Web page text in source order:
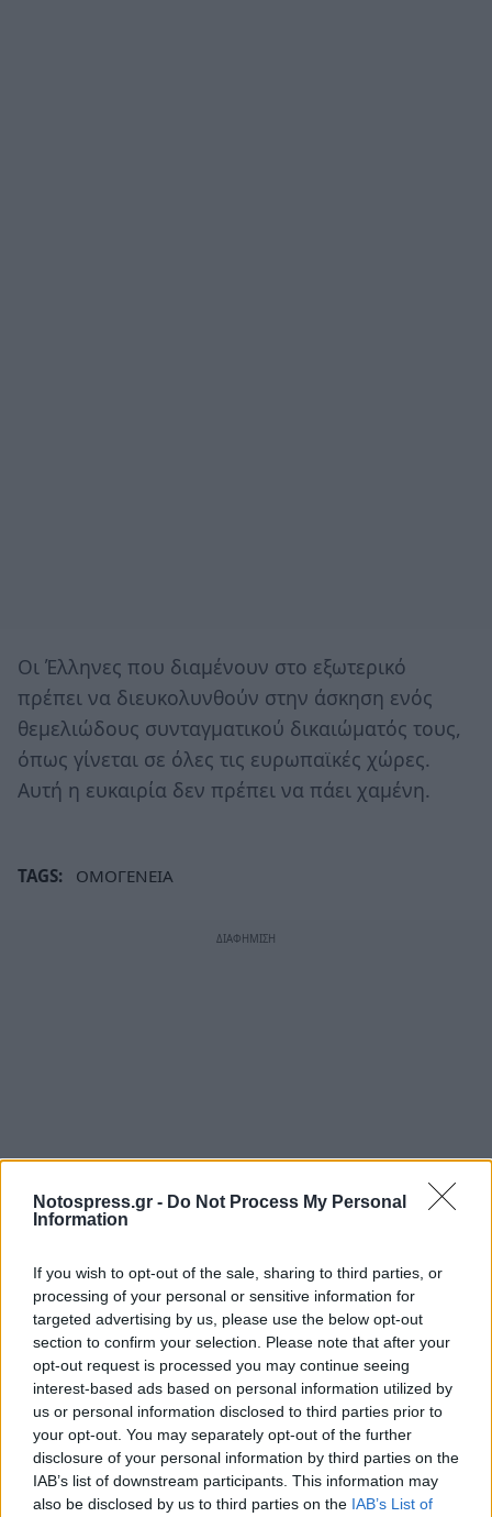
Notospress.gr - Do Not Process My Personal
Information
If you wish to opt-out of the sale, sharing to third parties, or
processing of your personal or sensitive information for
targeted advertising by us, please use the below opt-out
section to confirm your selection. Please note that after your
opt-out request is processed you may continue seeing
interest-based ads based on personal information utilized by
us or personal information disclosed to third parties prior to
your opt-out. You may separately opt-out of the further
disclosure of your personal information by third parties on the
IAB’s list of downstream participants. This information may
also be disclosed by us to third parties on the IAB’s List of
Οι Έλληνες που διαμένουν στο εξωτερικό
πρέπει να διευκολυνθούν στην άσκηση ενός
θεμελιώδους συνταγματικού δικαιώματός τους,
όπως γίνεται σε όλες τις ευρωπαϊκές χώρες.
Αυτή η ευκαιρία δεν πρέπει να πάει χαμένη.
TAGS: ΟΜΟΓΕΝΕΙΑ